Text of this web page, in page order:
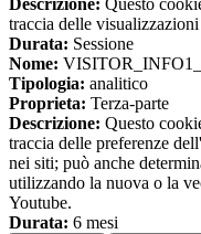
Descrizione: Questo
traccia delle
Durata: Sessione
Nome:
Tipologia: analitico
Proprieta: Terza-parte
Descrizione: Questo
traccia delle preferenze
nei siti; può anche
utilizzando la nuova o la
Youtube.
Durata: 6 mesi